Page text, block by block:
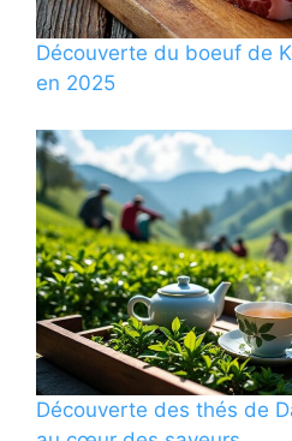
Découverte du boeuf de
en 2025
Découverte des thés de